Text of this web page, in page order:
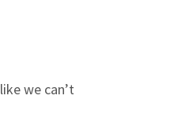
we can’t